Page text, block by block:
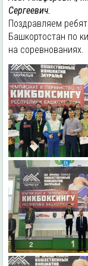
Сергеевич.
Поздравляем
Башкортостан по
на соревнованиях.